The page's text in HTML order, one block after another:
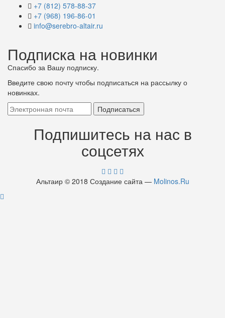
+7 (812) 578-88-37
+7 (968) 196-86-01
info@serebro-altair.ru
Подписка на новинки
Спасибо за Вашу подписку.
Введите свою почту чтобы подписаться на рассылку о
новинках.
Подпишитесь на нас в
соцсетях
Альтаир © 2018 Создание сайта — Molinos.Ru